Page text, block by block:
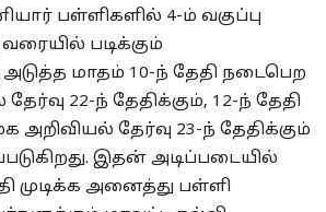
பள்ளிகளில் 4-ம் வகுப்பு
வரையில் படிக்கும்
மாதம் 10-ந் தேதி நடைபெற
22-ந் தேதிக்கும், 12-ந் தேதி
அறிவியல் தேர்வு 23-ந் தேதிக்கும்
இதன் அடிப்படையில்
முடிக்க அனைத்து பள்ளி